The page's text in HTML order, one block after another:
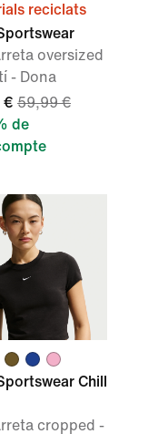
reciclats
oversized
- Dona
€ 59,99 €
de
Chill
cropped -